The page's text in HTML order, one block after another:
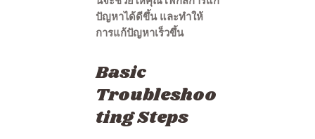
ปัญหาได้ดีขึ้น และทำให้
การแก้ปัญหาเร็วขึ้น
Basic
Troubleshoo
ting Steps